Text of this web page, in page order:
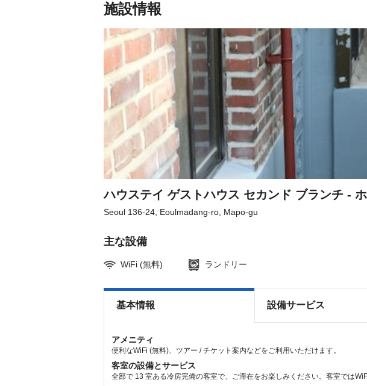
calendar
and
select
a
Press
the
question
mark
key
to
get
the
keyboard
shortcuts
for
changing
dates.
select
a
date.
Press
the
question
mark
key
get
the
keyboard
shortcuts
changing
dates.
施設情報
ハウステイ ゲストハウス セカンド ブランチ -
Seoul 136-24, Eoulmadang-ro, Mapo-gu
主な設備
WiFi (無料) ランドリー
基本情報 設備サービス
アメニティ
便利なWiFi (無料)、ツアー / チケット案内などをご利用いただけます。
客室の設備とサービス
全部で 13 室ある冷房完備の客室で、ご滞在をお楽しみください。客室では